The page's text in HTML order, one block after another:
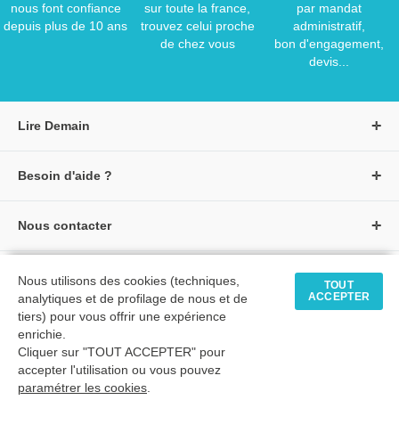
nous font confiance
depuis plus de 10 ans
sur toute la france,
trouvez celui proche
de chez vous
par mandat
administratif,
bon d'engagement,
devis...
Lire Demain
Créer un compte
★ Avis clients vérifiés
Besoin d'aide ?
Livraisons et retours
Tarifs négociés
Comment passer commande
Mon compte
Nous contacter
Formulaire de contact
Siège social
Tous nos livres
Livres petite enfance
Livres maternelle
Livres élémentaire
Livres collège
© 2026 - LIRE DEMAIN
C.G.U | C.G.V | Plan du site
Nous utilisons des cookies (techniques,
analytiques et de profilage de nous et de
tiers) pour vous offrir une expérience
enrichie.
Cliquer sur "TOUT ACCEPTER" pour
accepter l'utilisation ou vous pouvez
paramétrer les cookies.
TOUT
ACCEPTER